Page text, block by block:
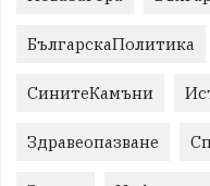
БългарскаПолитика
СинитеКамъни
Здравеопазване